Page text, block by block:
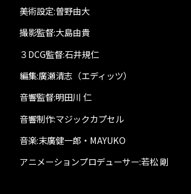
美術設定:曽野由大
撮影監督:大島由貴
３DCG監督:石井規仁
編集:廣瀬清志（エディッツ）
音響監督:明田川 仁
音響制作:マジックカプセル
音楽:末廣健一郎・MAYUKO
アニメーションプロデューサー:若松 剛